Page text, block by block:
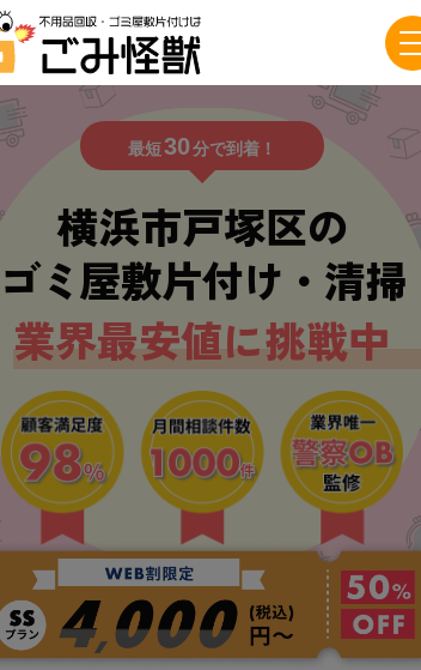
最短30分で到着！
横浜市戸塚区の
ゴミ屋敷片付け・清掃
業界最安値に挑戦中